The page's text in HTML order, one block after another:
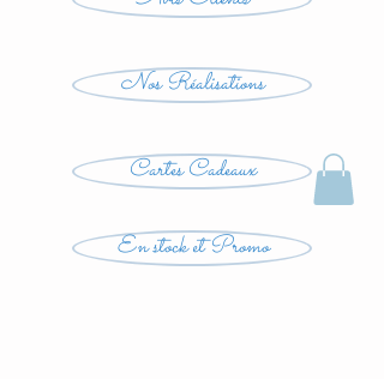
Nos Réalisations
Cartes Cadeaux
En stock et Promo